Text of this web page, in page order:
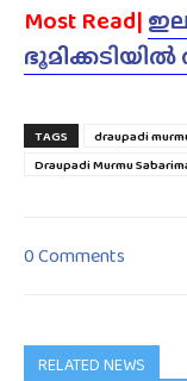
Most Read|
TAGS draupadi
Draupadi Murmu
0 Comments
RELATED NEWS